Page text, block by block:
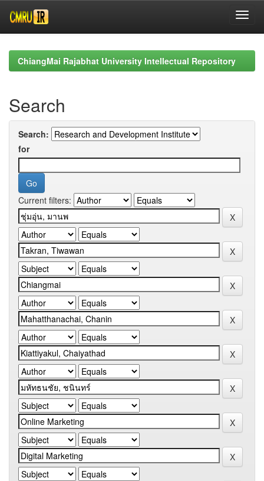
navigationChiangMai Rajabhat University Intellectual Repository
Search
Search:
for
Current filters: